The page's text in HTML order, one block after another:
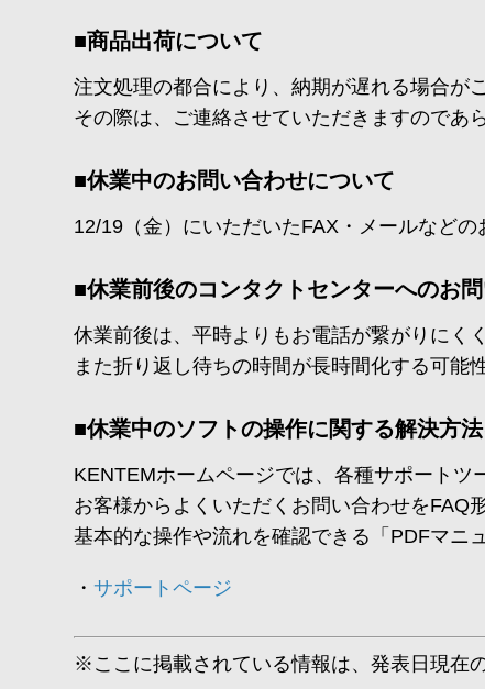
■商品出荷について
注文処理の都合により、納期が遅れる場合が
その際は、ご連絡させていただきますのであ
■休業中のお問い合わせについて
12/19（金）にいただいたFAX・メールなど
■休業前後のコンタクトセンターへのお
休業前後は、平時よりもお電話が繋がりにく
また折り返し待ちの時間が長時間化する可能
■休業中のソフトの操作に関する解決方
KENTEMホームページでは、各種サポートツ
お客様からよくいただくお問い合わせをFAQ
基本的な操作や流れを確認できる「PDFマニ
サポートページ
※ここに掲載されている情報は、発表日現在